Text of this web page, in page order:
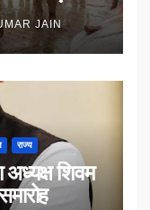
JAIN
राज्य
शिवम